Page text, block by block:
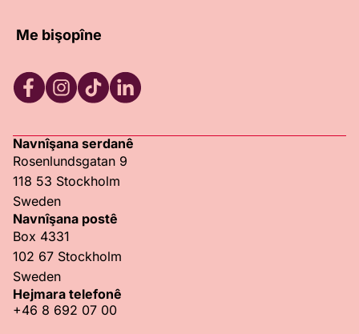
Me bişopîne
Navnîşana serdanê
Rosenlundsgatan 9
118 53 Stockholm
Sweden
Navnîşana postê
Box 4331
102 67 Stockholm
Sweden
Hejmara telefonê
+46 8 692 07 00